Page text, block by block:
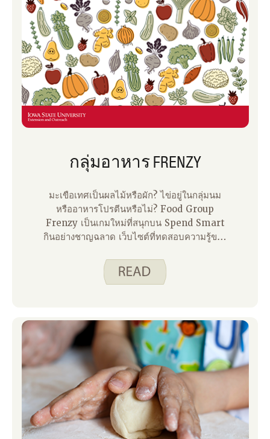
อาหารที่หลากหลาย (รวมถึงผักและผลไม้!) แต่
ฉันก็บอกได้ว่าพวกเขากําลังฟังอยู่ ตัวอย่างเช่น
ในวันที่ลูกสาวของฉันแพ็คอาหารกลางวันไป
โรงเรียน เธอจะแน่ใจว่าได้รวมรายการจากกลุ่ม
อาหารสี่หรือห้ากลุ่ม ฉันแค่แน่ใจว่ามีตัวเลือกบาง
อย่างให้เธอเลือก วิธีที่สนุกในการสอนเด็ก ๆ เกี่ยว
กับ MyPlate คือการใช้ Spend Smart
กลุ่มอาหาร FRENZY
มะเขือเทศเป็นผลไม้หรือผัก? ไข่อยู่ในกลุ่มนม
หรืออาหารโปรตีนหรือไม่? Food Group
Frenzy เป็นเกมใหม่ที่สนุกบน Spend Smart
กินอย่างชาญฉลาด เว็บไซต์ที่ทดสอบความรู้ของ
วางรายการอาหารต่าง ๆ ในส่วนที่ถูกต้องของ
MyPlate โดยเร็วที่สุด การใช้เกมร่วมกับเนื้อหา
อาหารต่างๆ และเหตุใดอาหารแต่ละกลุ่มจึงมี
ความสําคัญต่อร่างกายที่แข็งแรง